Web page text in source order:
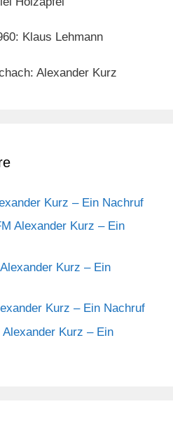
Klaus Lehmann
Alexander Kurz
Kurz – Ein Nachruf
Alexander Kurz – Ein
Kurz – Ein
Kurz – Ein Nachruf
Alexander Kurz – Ein